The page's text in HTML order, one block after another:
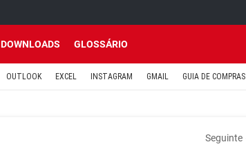
DOWNLOADS GLOSSÁRIO
OUTLOOK EXCEL INSTAGRAM GMAIL GUIA DE COMPRAS
Seguinte